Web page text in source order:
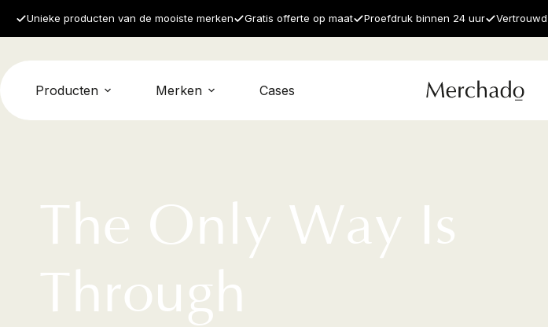
Unieke producten van de mooiste merken Gratis offerte op maat Proefdruk binnen 24 uur
Producten Merken Cases
The Only Way Is
Through